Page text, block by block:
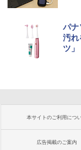
パナ
汚れ
ツ」
本サイトのご利用につ
広告掲載のご案内